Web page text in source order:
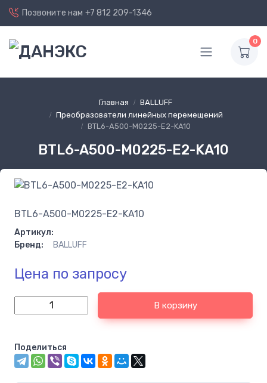
Позвоните нам +7 812 209-1346
0
Главная
BALLUFF
Преобразователи линейных перемещений
BTL6-A500-M0225-E2-KA10
BTL6-A500-M0225-E2-KA10
BTL6-A500-M0225-E2-KA10
Артикул:
Бренд:
BALLUFF
Цена по запросу
В корзину
Поделиться